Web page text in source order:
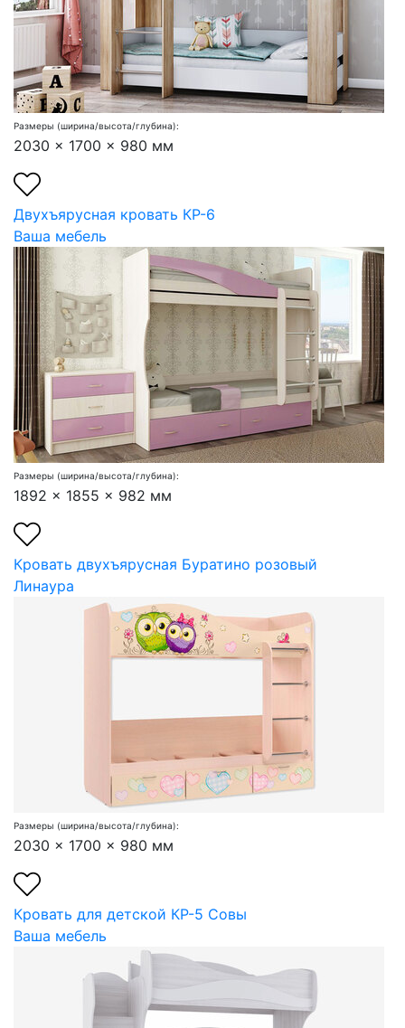
Размеры (ширина/высота/глубина):
2030 x 1700 x 980 мм
Двухъярусная кровать КР-6
Ваша мебель
Размеры (ширина/высота/глубина):
1892 x 1855 x 982 мм
Кровать двухъярусная Буратино розовый
Линаура
Размеры (ширина/высота/глубина):
2030 x 1700 x 980 мм
Кровать для детской КР-5 Совы
Ваша мебель